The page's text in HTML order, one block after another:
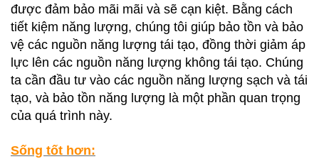
được đảm bảo mãi mãi và sẽ cạn kiệt. Bằng cách
tiết kiệm năng lượng, chúng tôi giúp bảo tồn và bảo
vệ các nguồn năng lượng tái tạo, đồng thời giảm áp
lực lên các nguồn năng lượng không tái tạo. Chúng
ta cần đầu tư vào các nguồn năng lượng sạch và tái
tạo, và bảo tồn năng lượng là một phần quan trọng
của quá trình này.
Sống tốt hơn: